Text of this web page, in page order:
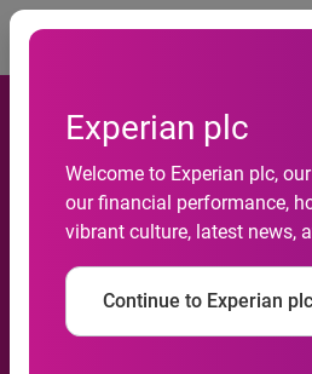
Experian plc
Welcome to Experian plc,
our financial performance,
vibrant culture, latest news,
Continue to Experian
Atividade do
cresce 1,5%
revela Serasa